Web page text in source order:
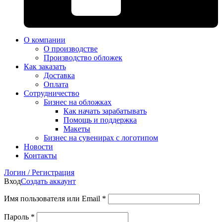
О компании
О производстве
Производство обложек
Как заказать
Доставка
Оплата
Сотрудничество
Бизнес на обложках
Как начать зарабатывать
Помощь и поддержка
Макеты
Бизнес на сувенирах с логотипом
Новости
Контакты
Логин / Регистрация
ВходСоздать аккаунт
Имя пользователя или Email *
Пароль *